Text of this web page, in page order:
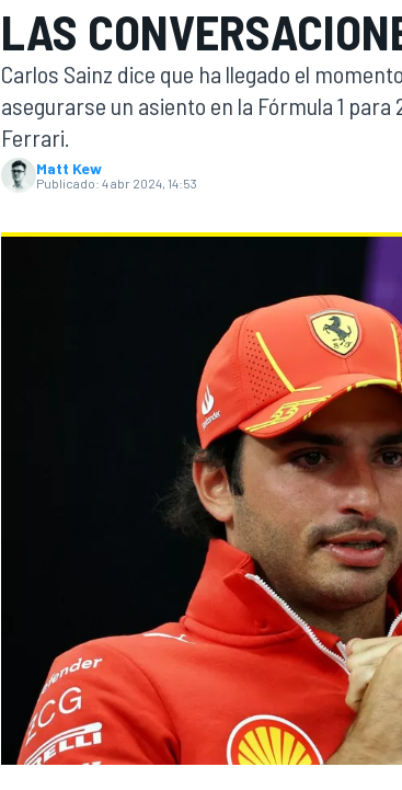
FÓRMULA E MOTO
NASCARINDYCARSPORTSCARRALLYTURISMO
LAS
Carlos Sainz dice que ha llegado el
asegurarse un asiento en la Fórmula 1
Ferrari.
Matt Kew
Publicado: 4 abr 2024, 14:53